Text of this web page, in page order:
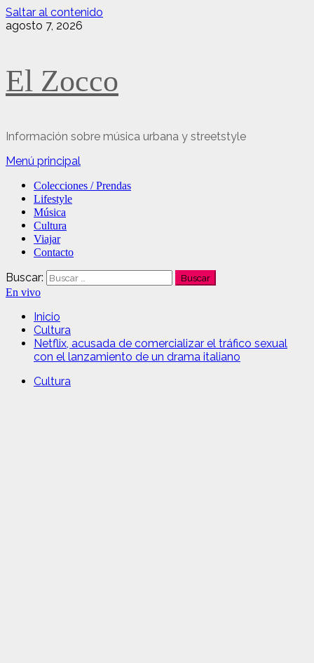
Saltar al contenido
agosto 7, 2026
El Zocco
Información sobre música urbana y streetstyle
Menú principal
Colecciones / Prendas
Lifestyle
Música
Cultura
Viajar
Contacto
Buscar:
En vivo
Inicio
Cultura
Netflix, acusada de comercializar el tráfico sexual
con el lanzamiento de un drama italiano
Cultura